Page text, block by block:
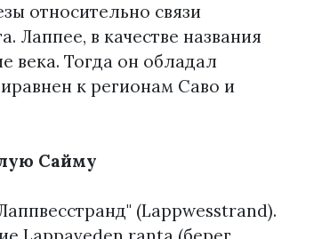
относительно связи
Лаппее, в качестве названия
века. Тогда он обладал
к регионам Саво и
Сайму
(Lappwesstrand).